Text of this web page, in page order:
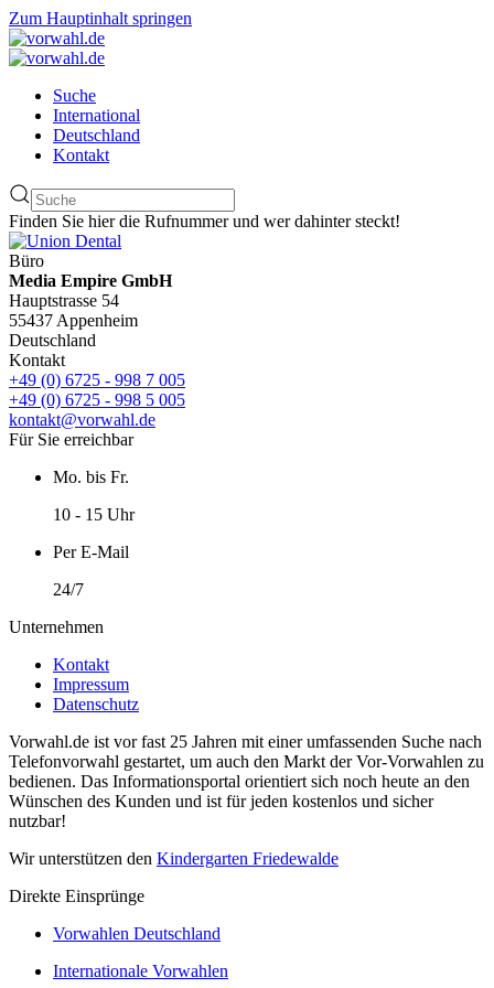
Zum Hauptinhalt springen
Suche
International
Deutschland
Kontakt
Finden Sie hier die Rufnummer und wer dahinter steckt!
Büro
Media Empire GmbH
Hauptstrasse 54
55437 Appenheim
Deutschland
Kontakt
+49 (0) 6725 - 998 7 005
+49 (0) 6725 - 998 5 005
kontakt@vorwahl.de
Für Sie erreichbar
Mo. bis Fr.
10 - 15 Uhr
Per E-Mail
24/7
Unternehmen
Kontakt
Impressum
Datenschutz
Vorwahl.de ist vor fast 25 Jahren mit einer umfassenden Suche nach
Telefonvorwahl gestartet, um auch den Markt der Vor-Vorwahlen zu
bedienen. Das Informationsportal orientiert sich noch heute an den
Wünschen des Kunden und ist für jeden kostenlos und sicher
nutzbar!
Wir unterstützen den Kindergarten Friedewalde
Direkte Einsprünge
Vorwahlen Deutschland
Internationale Vorwahlen